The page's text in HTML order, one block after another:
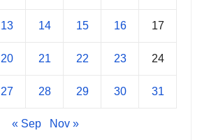
13 14 15 16 17
20 21 22 23 24
27 28 29 30 31
« Sep Nov »